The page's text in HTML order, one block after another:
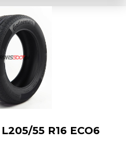
55 R16 ECO6